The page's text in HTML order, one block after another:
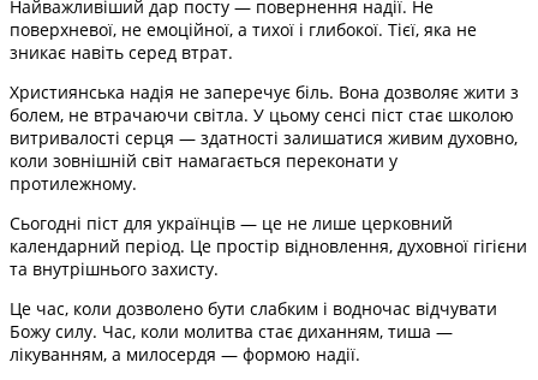
Найважливіший дар посту — повернення надії. Не
поверхневої, не емоційної, а тихої і глибокої. Тієї, яка не
зникає навіть серед втрат.
Християнська надія не заперечує біль. Вона дозволяє жити з
болем, не втрачаючи світла. У цьому сенсі піст стає школою
витривалості серця — здатності залишатися живим духовно,
коли зовнішній світ намагається переконати у
протилежному.
Сьогодні піст для українців — це не лише церковний
календарний період. Це простір відновлення, духовної гігієни
та внутрішнього захисту.
Це час, коли дозволено бути слабким і водночас відчувати
Божу силу. Час, коли молитва стає диханням, тиша —
лікуванням, а милосердя — формою надії.